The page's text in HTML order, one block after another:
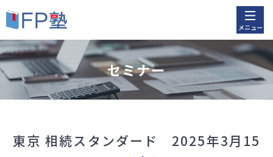
メニュー
セミナー
東京 相続スタンダード 2025年3月15